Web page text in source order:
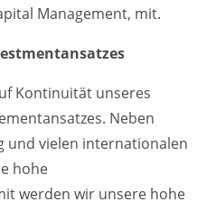
Management, mit.
Kontinuität unseres
Neben
und vielen internationalen
hohe
werden wir unsere hohe